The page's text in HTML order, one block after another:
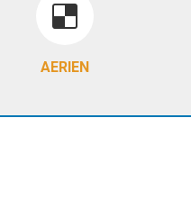
AERIEN
vos projets aériens
A GRANDE ÉCHELLE -